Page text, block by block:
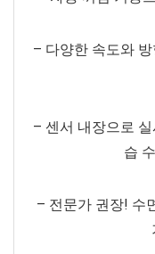
– 다양한 속도와
– 센서 내장으로
습
– 전문가 권장! 수